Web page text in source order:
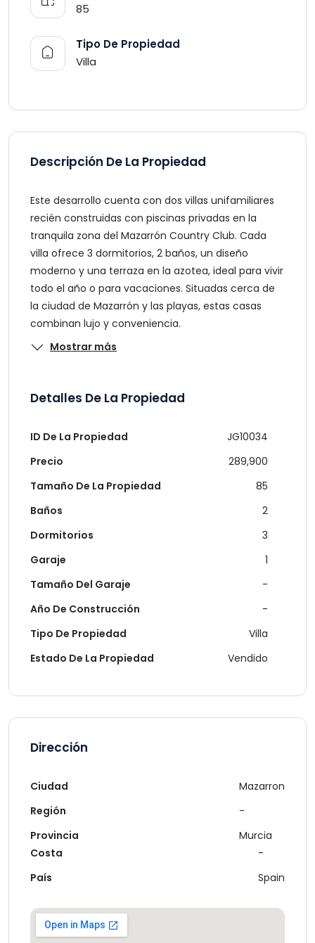
85
Tipo De Propiedad
Villa
Descripción De La Propiedad
Este desarrollo cuenta con dos villas unifamiliares
recién construidas con piscinas privadas en la
tranquila zona del Mazarrón Country Club. Cada
villa ofrece 3 dormitorios, 2 baños, un diseño
moderno y una terraza en la azotea, ideal para vivir
todo el año o para vacaciones. Situadas cerca de
la ciudad de Mazarrón y las playas, estas casas
combinan lujo y conveniencia.
Mostrar más
Detalles De La Propiedad
ID De La Propiedad
JG10034
Precio
289,900
Tamaño De La Propiedad
85
Baños
2
Dormitorios
3
Garaje
1
Tamaño Del Garaje
-
Año De Construcción
-
Tipo De Propiedad
Villa
Estado De La Propiedad
Vendido
Dirección
Ciudad
Región
Provincia
Mazarron
-
Murcia
Costa
País
-
Spain